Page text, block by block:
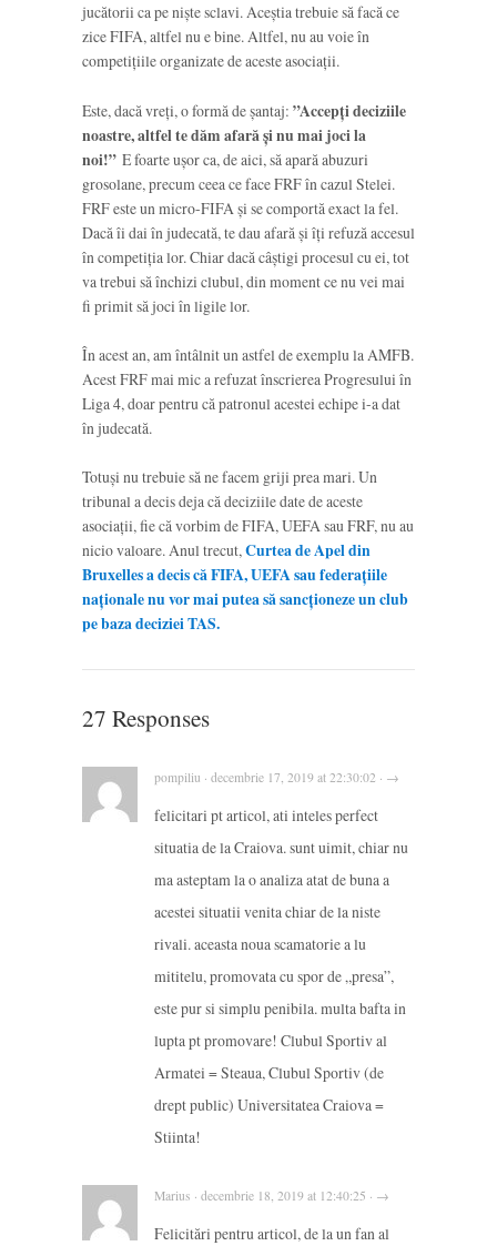
jucătorii ca pe niște sclavi. Aceștia trebuie să facă ce
zice FIFA, altfel nu e bine. Altfel, nu au voie în
competițiile organizate de aceste asociații.
Este, dacă vreți, o formă de șantaj: ”Accepți deciziile
noastre, altfel te dăm afară și nu mai joci la
noi!” E foarte ușor ca, de aici, să apară abuzuri
grosolane, precum ceea ce face FRF în cazul Stelei.
FRF este un micro-FIFA și se comportă exact la fel.
Dacă îi dai în judecată, te dau afară și îți refuză accesul
în competiția lor. Chiar dacă câștigi procesul cu ei, tot
va trebui să închizi clubul, din moment ce nu vei mai
fi primit să joci în ligile lor.
În acest an, am întâlnit un astfel de exemplu la AMFB.
Acest FRF mai mic a refuzat înscrierea Progresului în
Liga 4, doar pentru că patronul acestei echipe i-a dat
în judecată.
Totuși nu trebuie să ne facem griji prea mari. Un
tribunal a decis deja că deciziile date de aceste
asociații, fie că vorbim de FIFA, UEFA sau FRF, nu au
nicio valoare. Anul trecut,Curtea de Apel din
Bruxelles a decis căFIFA, UEFA sau federațiile
naționale nu vor mai putea să sancționeze un club
pe baza deciziei TAS.
27 Responses
pompiliu · decembrie 17, 2019 at 22:30:02 · →
felicitari pt articol, ati inteles perfect
situatia de la Craiova. sunt uimit, chiar nu
ma asteptam la o analiza atat de buna a
acestei situatii venita chiar de la niste
rivali. aceasta noua scamatorie a lu
mititelu, promovata cu spor de „presa”,
este pur si simplu penibila. multa bafta in
lupta pt promovare! Clubul Sportiv al
Armatei = Steaua, Clubul Sportiv (de
drept public) Universitatea Craiova =
Stiinta!
Marius · decembrie 18, 2019 at 12:40:25 · →
Felicitări pentru articol, de la un fan al